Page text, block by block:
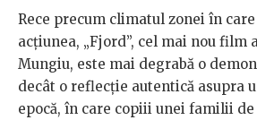
Rece precum climatul zonei în
acțiunea, „Fjord”, cel mai nou film
Mungiu, este mai degrabă o
decât o reflecție autentică asupra
epocă, în care copiii unei familii